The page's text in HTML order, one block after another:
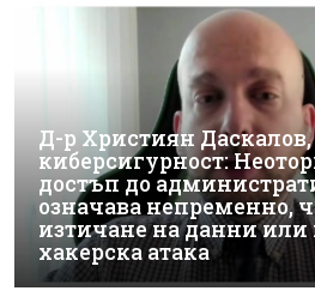
Д-р Християн Даскалов,
киберсигурност:
достъп до
означава непременно,
изтичане на данни
хакерска атака